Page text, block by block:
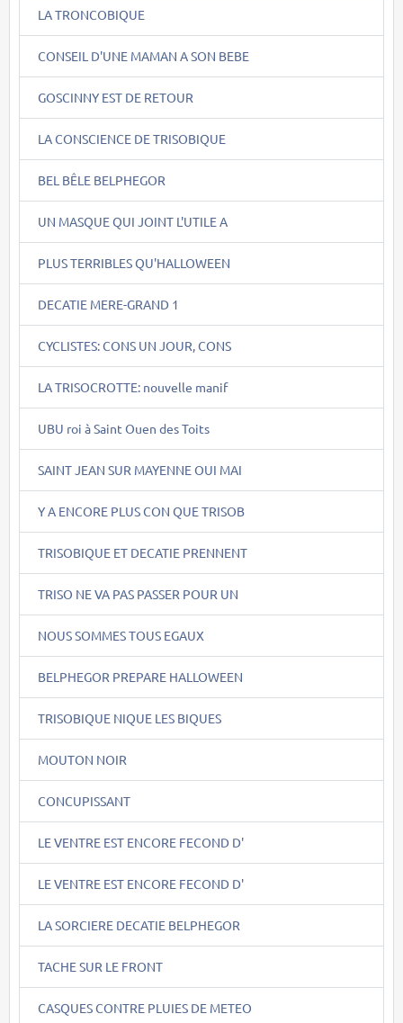
LA TRONCOBIQUE
CONSEIL D'UNE MAMAN A SON BEBE
GOSCINNY EST DE RETOUR
LA CONSCIENCE DE TRISOBIQUE
BEL BÊLE BELPHEGOR
UN MASQUE QUI JOINT L'UTILE A
PLUS TERRIBLES QU'HALLOWEEN
DECATIE MERE-GRAND 1
CYCLISTES: CONS UN JOUR, CONS
LA TRISOCROTTE: nouvelle manif
UBU roi à Saint Ouen des Toits
SAINT JEAN SUR MAYENNE OUI MAI
Y A ENCORE PLUS CON QUE TRISOB
TRISOBIQUE ET DECATIE PRENNENT
TRISO NE VA PAS PASSER POUR UN
NOUS SOMMES TOUS EGAUX
BELPHEGOR PREPARE HALLOWEEN
TRISOBIQUE NIQUE LES BIQUES
MOUTON NOIR
CONCUPISSANT
LE VENTRE EST ENCORE FECOND D'
LE VENTRE EST ENCORE FECOND D'
LA SORCIERE DECATIE BELPHEGOR
TACHE SUR LE FRONT
CASQUES CONTRE PLUIES DE METEO